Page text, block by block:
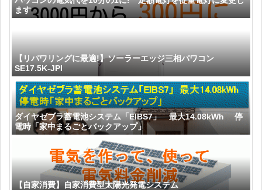
ます
【リパワリングに最適!】ソーラーエッジ三相パワコン
SE17.5K-JPI
ダイヤゼブラ蓄電池システム「EIBS7」 最大14.08kWh 停
電時「家中まるごとバックアップ」
【自家消費】自家消費型太陽光発電システム